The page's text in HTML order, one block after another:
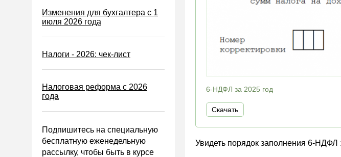
Самозанятые
Банк
Онлайн-кассы ККТ ККМ
Блокировка счета
МСФО
деятельности (АХД)
Охрана труда и аттестация
Изменения для бухгалтера с 1
июля 2026 года
Налоги - 2026: чек-лист
Налоговая реформа с 2026
года
Подпишитесь на специальную
бесплатную еженедельную
рассылку, чтобы быть в курсе
6-НДФЛ за 2025 год
Скачать
Увидеть порядок заполнения 6-